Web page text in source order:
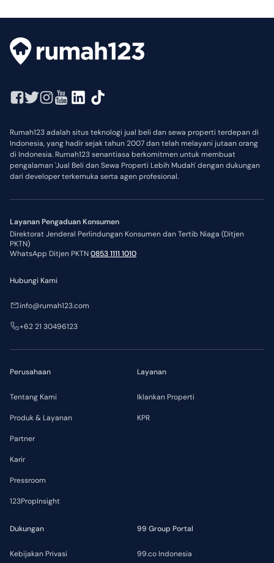
Rumah123 adalah situs teknologi jual beli dan sewa properti terdepan di
Indonesia, yang hadir sejak tahun 2007 dan telah melayani jutaan orang
di Indonesia. Rumah123 senantiasa berkomitmen untuk membuat
pengalaman 'Jual Beli dan Sewa Properti Lebih Mudah' dengan dukungan
dari developer terkemuka serta agen profesional.
Layanan Pengaduan Konsumen
Direktorat Jenderal Perlindungan Konsumen dan Tertib Niaga (Ditjen
PKTN)
WhatsApp Ditjen PKTN0853 1111 1010
Perusahaan
Tentang Kami
Produk & Layanan
Partner
Karir
Pressroom
123PropInsight
Layanan
Iklankan Properti
KPR
Dukungan
Kebijakan Privasi
99 Group Portal
99.co Indonesia
Hubungi Kami
info@rumah123.com
+62 21 30496123